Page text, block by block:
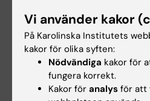
med några tillfällen för
Deltagarna förväntas
samtliga
att förvärva teoretiska
med rollspel och
Vi använder kakor
På Karolinska Institutets
kakor för olika syften:
Nödvändiga kakor för
fungera korrekt.
Kakor för analys för att